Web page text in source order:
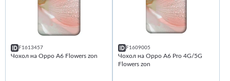
F1613457
Чохол на Oppo A6 Flowers zon
F1609005
Чохол на Oppo A6 Pro 4G/5G
Flowers zon